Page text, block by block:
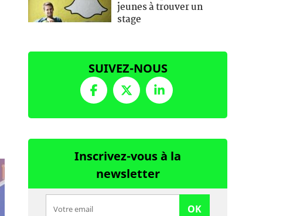
jeunes à trouver un
stage
SUIVEZ-NOUS
Inscrivez-vous à la
newsletter
OK